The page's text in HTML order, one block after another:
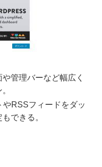
管理バーなど幅広く
RSSフィードをダッ
できる。